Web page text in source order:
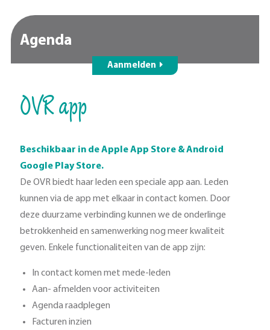
Agenda
Aanmelden
OVR app
Beschikbaar in de Apple App Store & Android
Google Play Store.
De OVR biedt haar leden een speciale app aan. Leden
kunnen via de app met elkaar in contact komen. Door
deze duurzame verbinding kunnen we de onderlinge
betrokkenheid en samenwerking nog meer kwaliteit
geven. Enkele functionaliteiten van de app zijn:
In contact komen met mede-leden
Aan- afmelden voor activiteiten
Agenda raadplegen
Facturen inzien